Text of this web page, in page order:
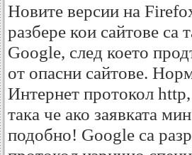
Новите версии на
разбере кои сайтове са
Google, след което
от опасни сайтове.
Интернет протокол
така че ако заявката
подобно! Google са